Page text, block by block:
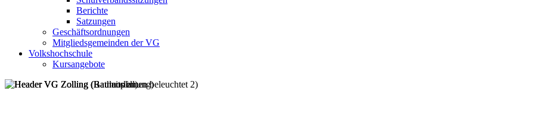
Berichte
Satzungen
Geschäftsordnungen
Mitgliedsgemeinden der VG
Volkshochschule
Kursangebote